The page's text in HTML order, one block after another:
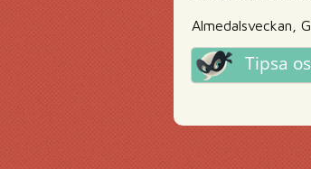
Almedalsveckan,
Tipsa